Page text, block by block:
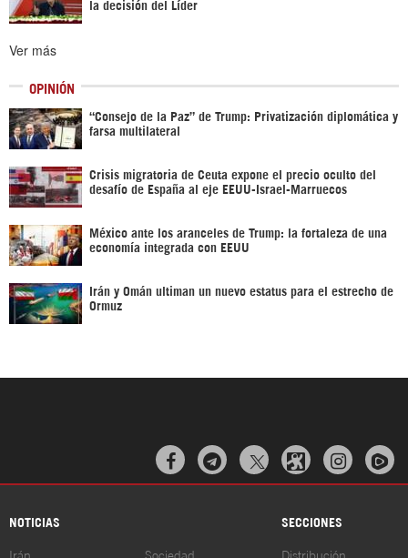
la decisión del Líder
Ver más
OPINIÓN
“Consejo de la Paz” de Trump: Privatización diplomática y
farsa multilateral
Crisis migratoria de Ceuta expone el precio oculto del
desafío de España al eje EEUU-Israel-Marruecos
México ante los aranceles de Trump: la fortaleza de una
economía integrada con EEUU
Irán y Omán ultiman un nuevo estatus para el estrecho de
Ormuz
  
NOTICIAS SECCIONES
Irán Sociedad Distribución